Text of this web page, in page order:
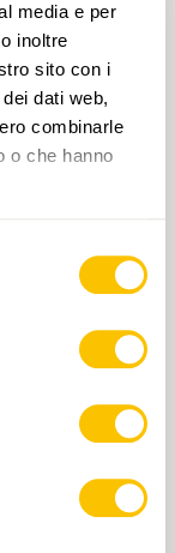
media e per
inoltre
sito con i
dati web,
combinarle
o che hanno
in base
solo in